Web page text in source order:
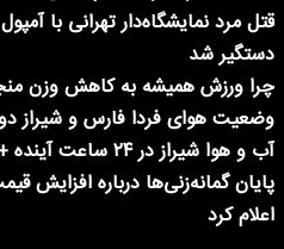
قتل مرد نمایشگاه‌دار تهرانی با
دستگیر شد
چرا ورزش همیشه به کاهش وزن
آب و هوا شیراز در ۲۴ ساعت آینده + هواشناسی شیراز
پایان گمانه‌زنی‌ها درباره افزایش
اعلام کرد